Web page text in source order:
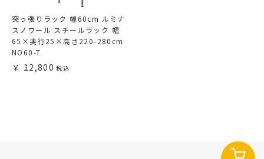
突っ張りラック 幅60cm ルミナ
スノワール スチールラック 幅
65×奥行25×高さ220-280cm
NO60-T
12,800